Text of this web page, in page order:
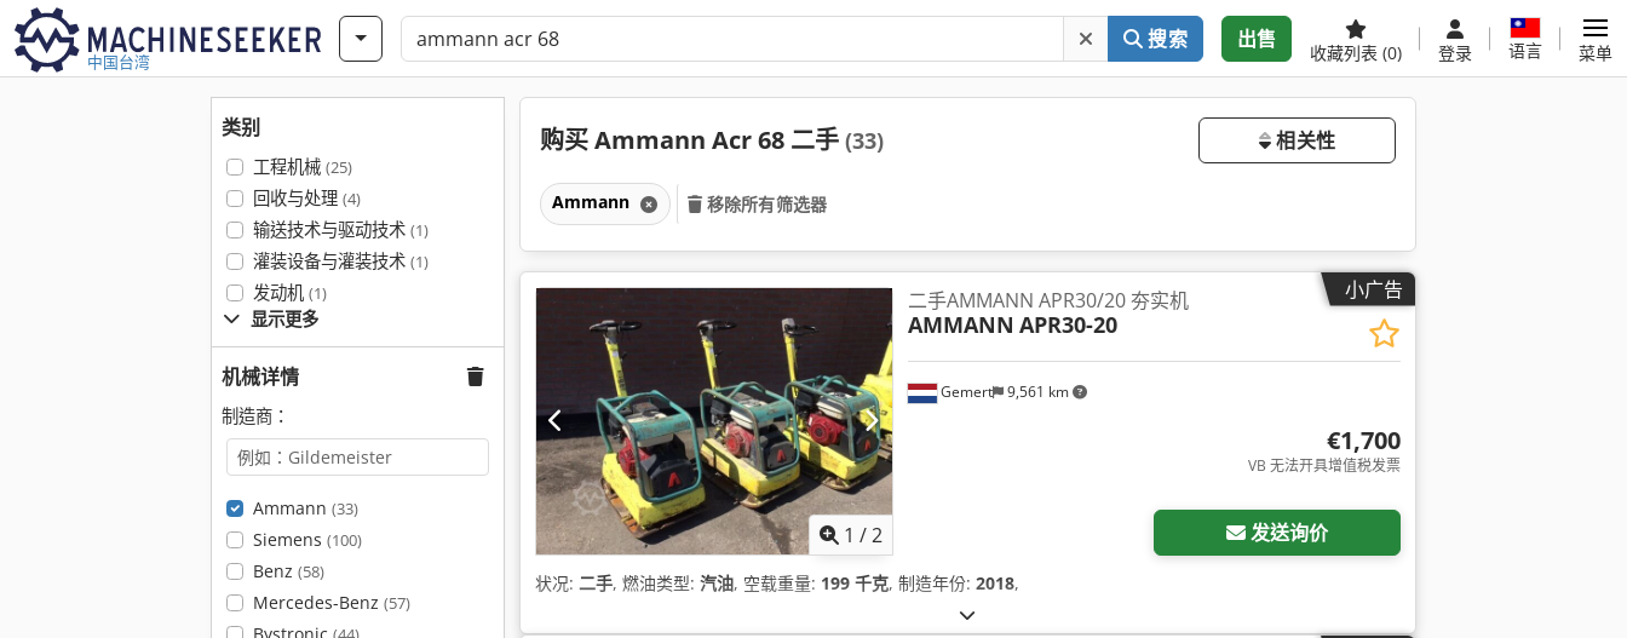
中国台湾
搜索 出售
收藏列表 (0) 登录 语言 菜单
类别
工程机械 (25)
回收与处理 (4)
输送技术与驱动技术 (1)
灌装设备与灌装技术 (1)
发动机 (1)
显示更多
机械详情
制造商：
Ammann (33)
Siemens (100)
Benz (58)
Mercedes-Benz (57)
购买 Ammann Acr 68 二手 (33) 相关性
Ammann 移除所有筛选器
小广告
请求更多图片
1 /2
Gemert 9,561 km
二手AMMANN APR30/20 夯实机
AMMANN APR30-20
€1,700
VB 无法开具增值税发票
发送询价
状况: 二手, 燃油类型: 汽油, 空载重量: 199 千克, 制造年份: 2018,